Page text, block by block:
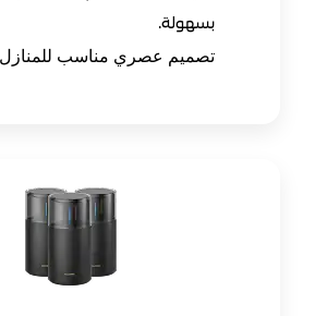
بسهولة.
تصميم عصري مناسب